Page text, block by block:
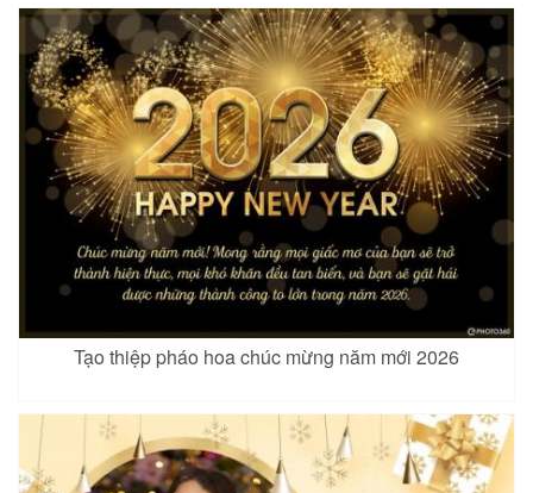
Tạo thiệp pháo hoa chúc mừng năm mới 2026